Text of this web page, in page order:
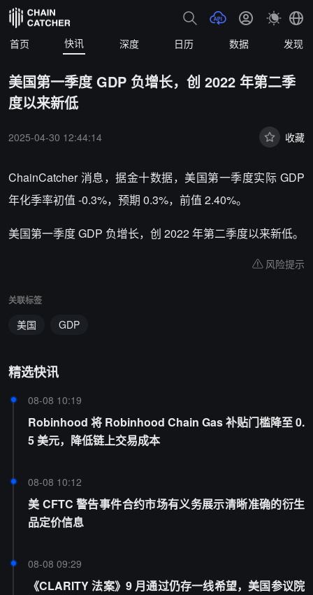
首页 快讯 深度 日历 数据 发现
美国第一季度 GDP 负增长，创 2022 年第二季
度以来新低
2025-04-30 12:44:14 收藏
ChainCatcher 消息，据金十数据， 美国第一季度实际 GDP
年化季率初值 -0.3%，预期 0.3%，前值 2.40%。
美国第一季度 GDP 负增长，创 2022 年第二季度以来新低。
风险提示
关联标签
美国 GDP
精选快讯
08-08 10:19
Robinhood 将 Robinhood Chain Gas 补贴门槛降至 0.
5 美元，降低链上交易成本
08-08 10:12
美 CFTC 警告事件合约市场有义务展示清晰准确的衍生
品定价信息
08-08 09:29
《CLARITY 法案》9 月通过仍存一线希望，美国参议院